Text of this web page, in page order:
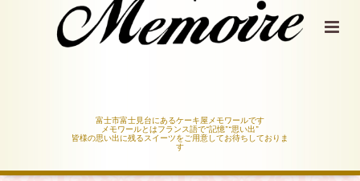
富士市富士見台にあるケーキ屋メモワールです
メモワールとはフランス語で“記憶”“思い出”
皆様の思い出に残るスイーツをご用意してお待ちしておりま
す